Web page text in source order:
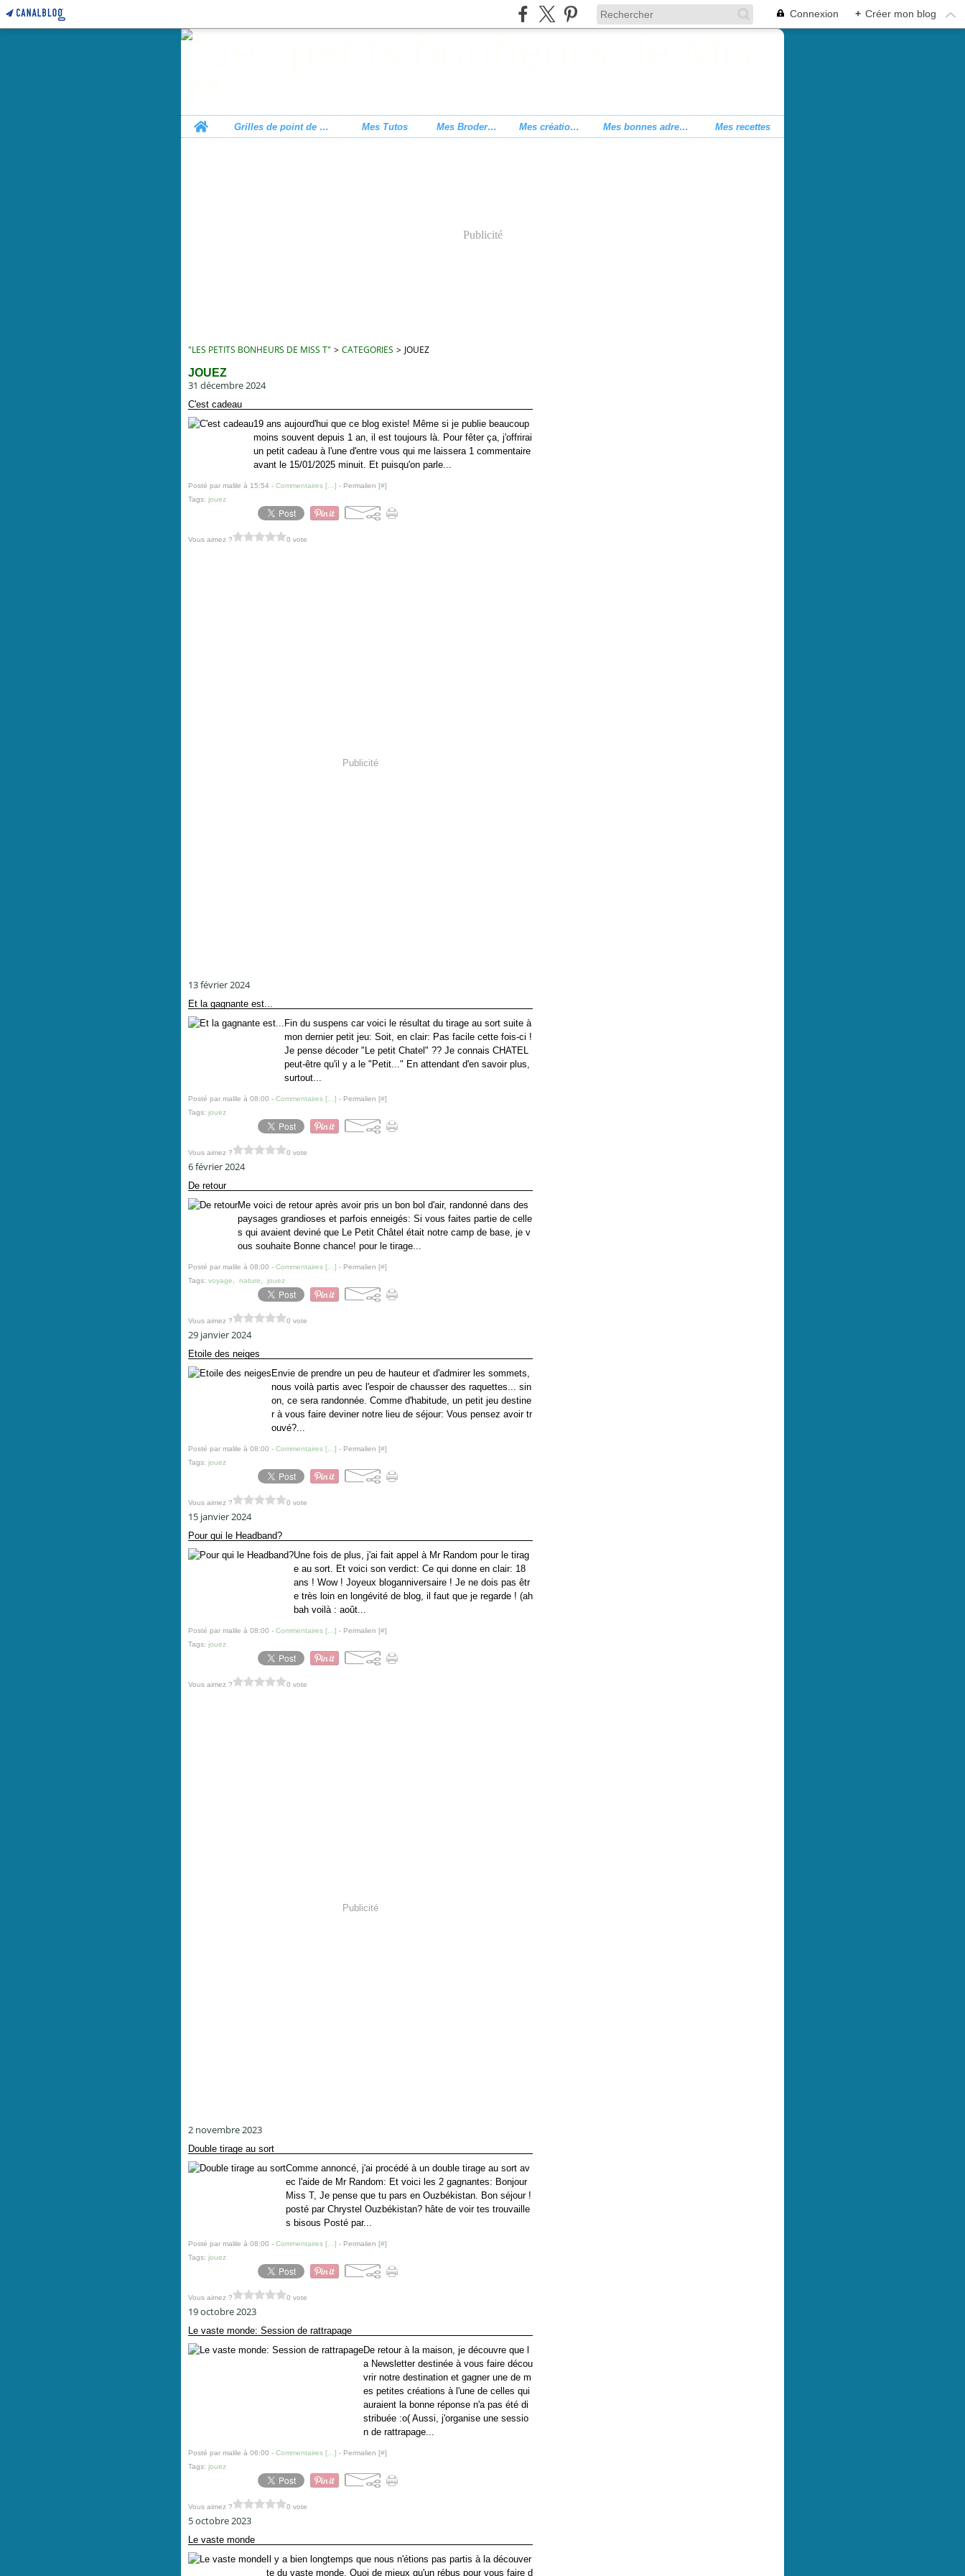
Connexion + Créer mon blog
Home
Grilles de point de croix Mes Tutos Mes Broderies Mes créations Mes bonnes adresses Mes recettes
Publicité
"LES PETITS BONHEURS DE MISS T" > CATEGORIES > JOUEZ
JOUEZ
31 décembre 2024
C'est cadeau
19 ans aujourd'hui que ce blog existe! Même si je publie beaucoup
moins souvent depuis 1 an, il est toujours là. Pour fêter ça, j'offrirai
un petit cadeau à l'une d'entre vous qui me laissera 1 commentaire
avant le 15/01/2025 minuit. Et puisqu'on parle...
Posté par malile à 15:54 - Commentaires [ ] - Permalien [#]
Tags: jouez
Vous aimez ? 0 vote
Publicité
13 février 2024
Et la gagnante est...
Fin du suspens car voici le résultat du tirage au sort suite à
mon dernier petit jeu: Soit, en clair: Pas facile cette fois-ci !
Je pense décoder "Le petit Chatel" ?? Je connais CHATEL
peut-être qu'il y a le "Petit..." En attendant d'en savoir plus,
surtout...
Posté par malile à 08:00 - Commentaires [ ] - Permalien [#]
Tags: jouez
Vous aimez ? 0 vote
6 février 2024
De retour
Me voici de retour après avoir pris un bon bol d'air, randonné dans des
paysages grandioses et parfois enneigés: Si vous faites partie de celle
s qui avaient deviné que Le Petit Châtel était notre camp de base, je v
ous souhaite Bonne chance! pour le tirage...
Posté par malile à 08:00 - Commentaires [ ] - Permalien [#]
Tags: voyage nature jouez
Vous aimez ? 0 vote
29 janvier 2024
Etoile des neiges
Envie de prendre un peu de hauteur et d'admirer les sommets,
nous voilà partis avec l'espoir de chausser des raquettes... sin
on, ce sera randonnée. Comme d'habitude, un petit jeu destine
r à vous faire deviner notre lieu de séjour: Vous pensez avoir tr
ouvé?...
Posté par malile à 08:00 - Commentaires [ ] - Permalien [#]
Tags: jouez
Vous aimez ? 0 vote
15 janvier 2024
Pour qui le Headband?
Une fois de plus, j'ai fait appel à Mr Random pour le tirag
e au sort. Et voici son verdict: Ce qui donne en clair: 18
ans ! Wow ! Joyeux bloganniversaire ! Je ne dois pas êtr
e très loin en longévité de blog, il faut que je regarde ! (ah
bah voilà : août...
Posté par malile à 08:00 - Commentaires [ ] - Permalien [#]
Tags: jouez
Vous aimez ? 0 vote
Publicité
2 novembre 2023
Double tirage au sort
Comme annoncé, j'ai procédé à un double tirage au sort av
ec l'aide de Mr Random: Et voici les 2 gagnantes: Bonjour
Miss T, Je pense que tu pars en Ouzbékistan. Bon séjour !
posté par Chrystel Ouzbékistan? hâte de voir tes trouvaille
s bisous Posté par...
Posté par malile à 08:00 - Commentaires [ ] - Permalien [#]
Tags: jouez
Vous aimez ? 0 vote
19 octobre 2023
Le vaste monde: Session de rattrapage
De retour à la maison, je découvre que l
a Newsletter destinée à vous faire décou
vrir notre destination et gagner une de m
es petites créations à l'une de celles qui
auraient la bonne réponse n'a pas été di
stribuée :o( Aussi, j'organise une sessio
n de rattrapage...
Posté par malile à 06:00 - Commentaires [ ] - Permalien [#]
Tags: jouez
Vous aimez ? 0 vote
5 octobre 2023
Le vaste monde
Il y a bien longtemps que nous n'étions pas partis à la découver
te du vaste monde. Quoi de mieux qu'un rébus pour vous faire d